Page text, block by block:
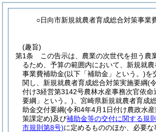
○日向市新規就農者育成総合対策事業
(趣旨)
第1条
この告示は、農業の次世代を担う農
るため、予算の範囲内において、新規就
事業費補助金(以下「補助金」という。)を
関し、新規就農者育成総合対策実施要綱(
付け3経営第3142号農林水産事務次官依命
要綱」という。) 、宮崎県新規就農者育成
助金交付要綱(令和4年4月1日付け農政水
策課定め)及び補助金等の交付に関する規則
市規則第8号)に定めるもののほか、必要な